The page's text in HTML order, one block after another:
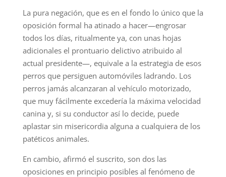
La pura negación, que es en el fondo lo único que la
oposición formal ha atinado a hacer—engrosar
todos los días, ritualmente ya, con unas hojas
adicionales el prontuario delictivo atribuido al
actual presidente—, equivale a la estrategia de esos
perros que persiguen automóviles ladrando. Los
perros jamás alcanzaran al vehículo motorizado,
que muy fácilmente excedería la máxima velocidad
canina y, si su conductor así lo decide, puede
aplastar sin misericordia alguna a cualquiera de los
patéticos animales.
En cambio, afirmó el suscrito, son dos las
oposiciones en principio posibles al fenómeno de